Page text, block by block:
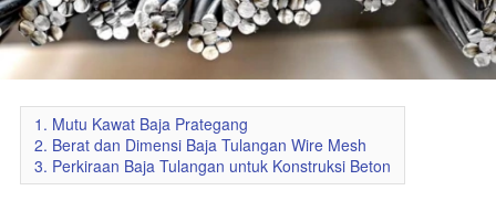
1. Mutu Kawat Baja Prategang
2. Berat dan Dimensi Baja Tulangan Wire Mesh
3. Perkiraan Baja Tulangan untuk Konstruksi Beton